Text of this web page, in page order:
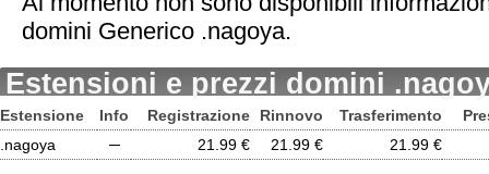
domini Generico .nagoya.
Estensioni e prezzi domini
Estensione Info Registrazione Rinnovo Trasferimento
.nagoya
─ 21.99 € 21.99 € 21.99 €